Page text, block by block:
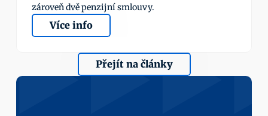
zároveň dvě penzijní smlouvy.
Více info
Přejít na články